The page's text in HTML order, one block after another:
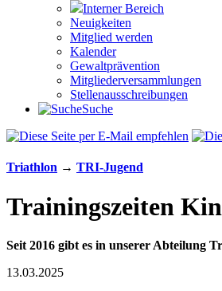
Interner Bereich
Neuigkeiten
Mitglied werden
Kalender
Gewaltprävention
Mitglieder­versammlungen
Stellen­aus­schrei­bungen
Suche
Triathlon → TRI-Jugend
Trainingszeiten
Seit 2016 gibt es in unserer Abteilung
13.03.2025